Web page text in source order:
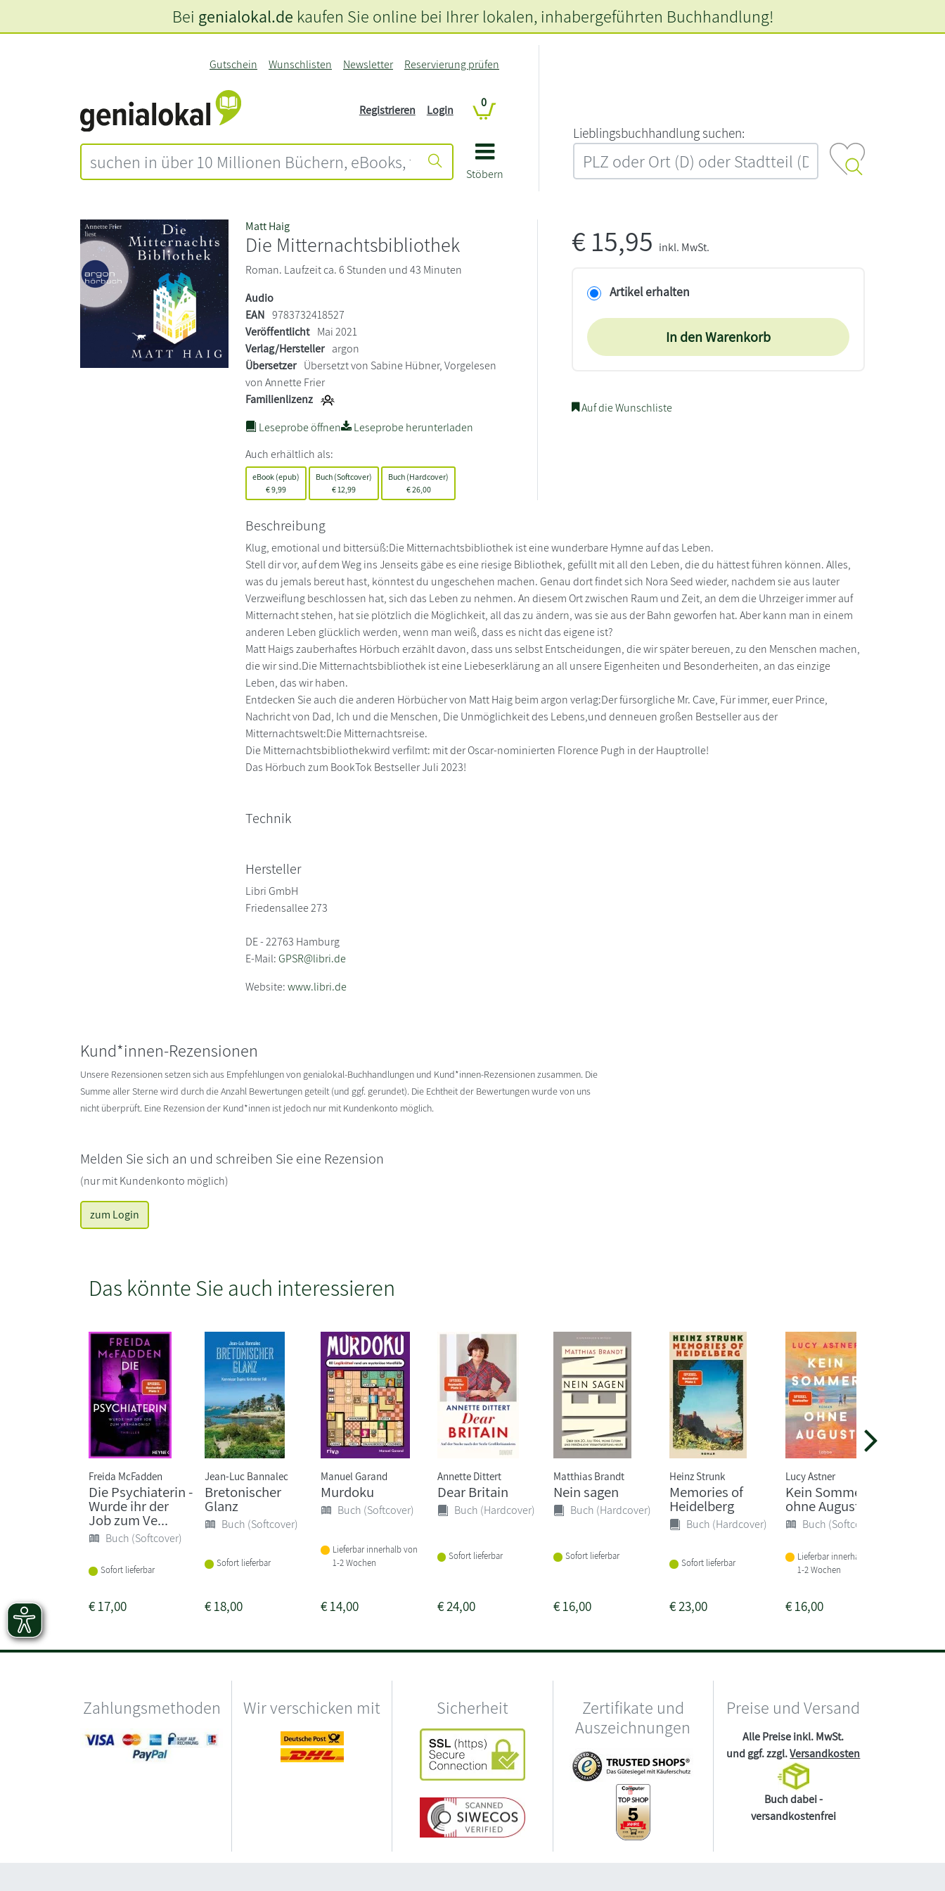
Stöbern
Gutschein Wunschlisten Newsletter Reservierung prüfen
Registrieren Login
0
L‍i‍e‍b‍l‍i‍n‍g‍s‍b‍u‍c‍h‍h‍a‍n‍d‍l‍u‍n‍g‍ ‍s‍u‍c‍h‍e‍n‍:‍
Bei genialokal.de kaufen Sie online bei Ihrer lokalen, inhabergeführten Buchhandlung!
Matt Haig
Die Mitternachtsbibliothek
Roman. Laufzeit ca. 6 Stunden und 43 Minuten
Audio
EAN 9783732418527
Veröffentlicht Mai 2021
Verlag/Hersteller argon
Übersetzer Übersetzt von Sabine Hübner, Vorgelesen
von Annette Frier
Familienlizenz
Leseprobe öffnen
Leseprobe herunterladen
Auch erhältlich als:
eBook (epub)
€9,99
Buch (Softcover)
€ 12,99
Buch (Hardcover)
€26,00
€15,95 inkl. MwSt.
Artikel erhalten
In den Warenkorb
Auf die Wunschliste
Beschreibung
Klug, emotional und bittersüß:Die Mitternachtsbibliothek ist eine wunderbare Hymne auf das Leben.
Stell dir vor, auf dem Weg ins Jenseits gäbe es eine riesige Bibliothek, gefüllt mit all den Leben, die du hättest führen können. Alles,
was du jemals bereut hast, könntest du ungeschehen machen. Genau dort findet sich Nora Seed wieder, nachdem sie aus lauter
Verzweiflung beschlossen hat, sich das Leben zu nehmen. An diesem Ort zwischen Raum und Zeit, an dem die Uhrzeiger immer auf
Mitternacht stehen, hat sie plötzlich die Möglichkeit, all das zu ändern, was sie aus der Bahn geworfen hat. Aber kann man in einem
anderen Leben glücklich werden, wenn man weiß, dass es nicht das eigene ist?
Matt Haigs zauberhaftes Hörbuch erzählt davon, dass uns selbst Entscheidungen, die wir später bereuen, zu den Menschen machen,
die wir sind.Die Mitternachtsbibliothek ist eine Liebeserklärung an all unsere Eigenheiten und Besonderheiten, an das einzige
Leben, das wir haben.
Entdecken Sie auch die anderen Hörbücher von Matt Haig beim argon verlag:Der fürsorgliche Mr. Cave, Für immer, euer Prince,
Nachricht von Dad, Ich und die Menschen, Die Unmöglichkeit des Lebens,und denneuen großen Bestseller aus der
Mitternachtswelt:Die Mitternachtsreise.
Die Mitternachtsbibliothekwird verfilmt: mit der Oscar-nominierten Florence Pugh in der Hauptrolle!
Das Hörbuch zum BookTok Bestseller Juli 2023!
Technik
Hersteller
Libri GmbH
Friedensallee 273
DE - 22763 Hamburg
E-Mail:GPSR@libri.de
Website:www.libri.de
Kund*innen-Rezensionen
Unsere Rezensionen setzen sich aus Empfehlungen von genialokal-Buchhandlungen und Kund*innen-Rezensionen zusammen. Die
Summe aller Sterne wird durch die Anzahl Bewertungen geteilt (und ggf. gerundet). Die Echtheit der Bewertungen wurde von uns
nicht überprüft. Eine Rezension der Kund*innen ist jedoch nur mit Kundenkonto möglich.
Melden Sie sich an und schreiben Sie eine Rezension
(nur mit Kundenkonto möglich)
zum Login
Das könnte Sie auch interessieren
Freida McFadden
Die Psychiaterin -
Wurde ihr der
Job zum Ve...
Buch (Softcover)
Sofort lieferbar
€17,00
Jean-Luc Bannalec
Bretonischer
Glanz
Buch (Softcover)
Sofort lieferbar
€18,00
Manuel Garand
Murdoku
Buch (Softcover)
Lieferbar innerhalb von
1-2 Wochen
€14,00
Annette Dittert
Dear Britain
Buch (Hardcover)
Sofort lieferbar
€24,00
Matthias Brandt
Nein sagen
Buch (Hardcover)
Sofort lieferbar
€16,00
Heinz Strunk
Memories of
Heidelberg
Buch (Hardcover)
Sofort lieferbar
€23,00
Lucy Astner
Kein Sommer
ohne August
Buch (Softcover)
Lieferbar innerhalb von
1-2 Wochen
€16,00
Zahlungsmethoden Wir verschicken mit Sicherheit
Zertifikate und
Auszeichnungen
Preise und Versand
Alle Preise inkl. MwSt.
und ggf. zzgl.Versandkosten
Buch dabei -
versandkostenfrei